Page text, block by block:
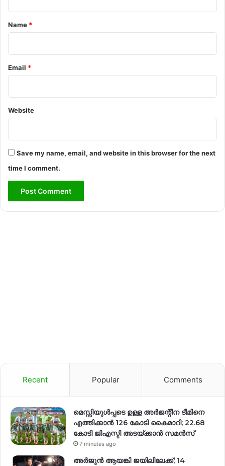
*
Name *
Email *
Website
Save my name, email, and website in this browser for the next
time I comment.
Recent Popular Comments
മെസ്സിയുൾപ്പടെ ഉള്ള അർജന്റീന ടീമിനെ
എത്തിക്കാൻ 126 കോടി കൈമാറി; 22.68
കോടി ജിഎസ്ടി അടയ്ക്കാൻ സമൻസ്
7 minutes ago
അർജുൻ ആയങ്കി ജയിലിലേക്ക്; 14